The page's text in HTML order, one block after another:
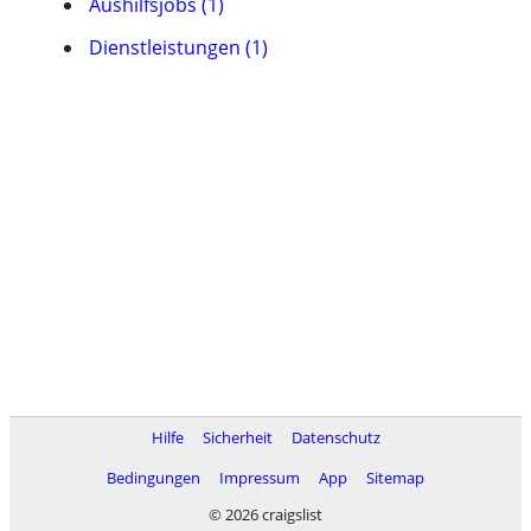
Dienstleistungen (1)
Hilfe Sicherheit
Datenschutz
Bedingungen
Impressum App
Sitemap
© 2026 craigslist